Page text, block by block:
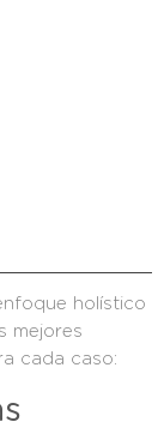
holístico
mejores
cada caso: